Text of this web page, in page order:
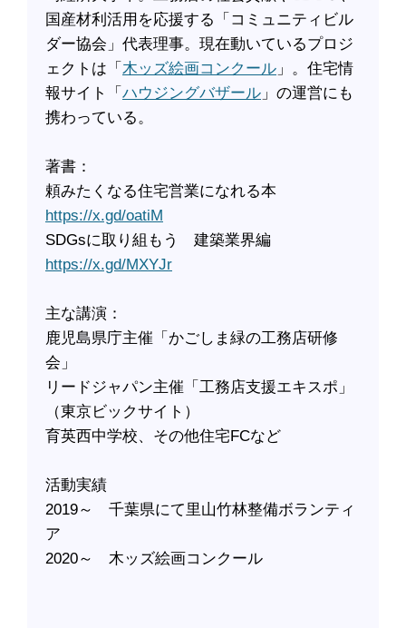
国産材利活用を応援する「コミュニティビル
ダー協会」代表理事。現在動いているプロジ
ェクトは「 木ッズ絵画コンクール 」。住宅情
報サイト「 ハウジングバザール 」の運営にも
携わっている。
著書：
頼みたくなる住宅営業になれる本
https://x.gd/oatiM
SDGsに取り組もう 建築業界編
https://x.gd/MXYJr
主な講演：
鹿児島県庁主催「かごしま緑の工務店研修
会」
リードジャパン主催「工務店支援エキスポ」
（東京ビックサイト）
育英西中学校、その他住宅FCなど
活動実績
2019～ 千葉県にて里山竹林整備ボランティ
ア
2020～ 木ッズ絵画コンクール